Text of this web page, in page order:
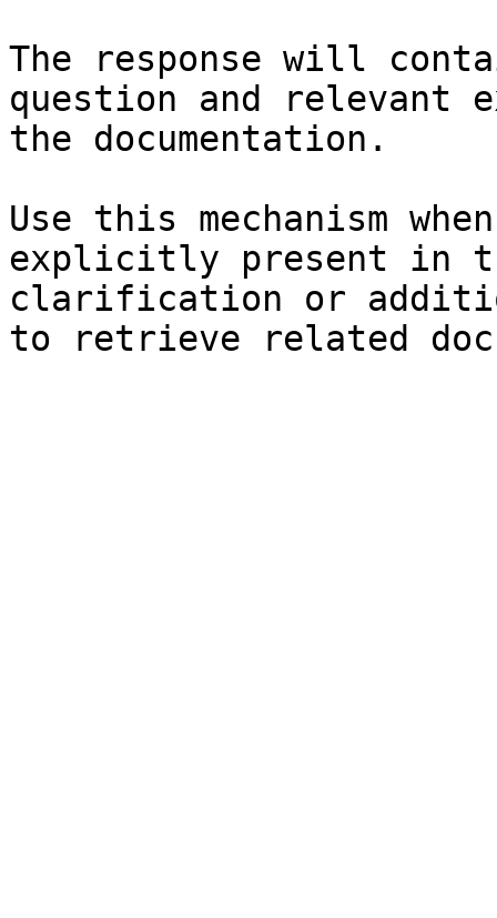
The response will
question and relevant
the documentation.
Use this mechanism
explicitly present in
clarification or